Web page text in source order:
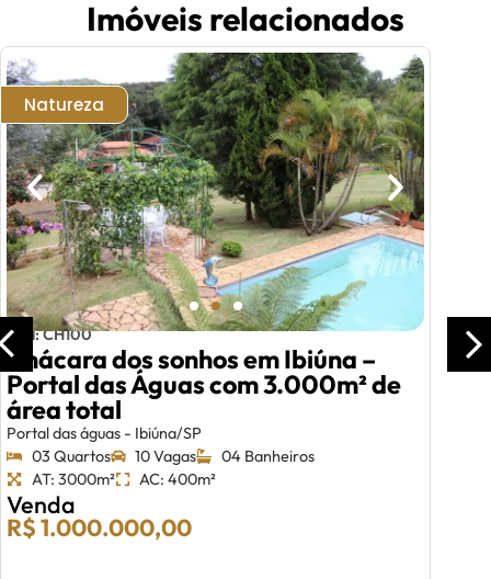
Imóveis relacionados
Bom negócio
Cód: AP 209
Apartamento à venda na Granja
Viana – Excelente para morar ou
investir
Avenida São Camilo Granja Viana
02 Quartos
02 Vagas
AT: 58m²
AC: 58m²
Venda